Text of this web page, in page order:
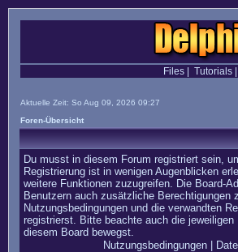
Files| Tutorials|
Aktuelle Zeit: So Aug 09, 2026 09:27
Foren-Übersicht
Du musst in diesem Forum registriert sein,
Registrierung ist in wenigen Augenblicken
weitere Funktionen zuzugreifen. Die Board-
Benutzern auch zusätzliche Berechtigungen
Nutzungsbedingungen und die verwandten
registrierst. Bitte beachte auch die jeweiligen
diesem Board bewegst.
Nutzungsbedingungen|